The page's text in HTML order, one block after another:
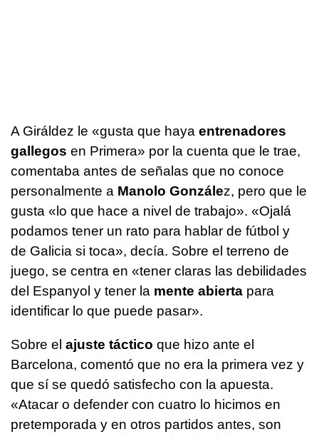
A Giráldez le «gusta que haya entrenadores
gallegos en Primera» por la cuenta que le trae,
comentaba antes de señalas que no conoce
personalmente a Manolo González, pero que le
gusta «lo que hace a nivel de trabajo». «Ojalá
podamos tener un rato para hablar de fútbol y
de Galicia si toca», decía. Sobre el terreno de
juego, se centra en «tener claras las debilidades
del Espanyol y tener la mente abierta para
identificar lo que puede pasar».
Sobre el ajuste táctico que hizo ante el
Barcelona, comentó que no era la primera vez y
que sí se quedó satisfecho con la apuesta.
«Atacar o defender con cuatro lo hicimos en
pretemporada y en otros partidos antes, son